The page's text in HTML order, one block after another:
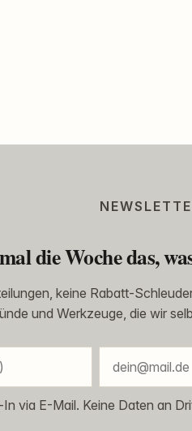
die Woche das,
keine Rabatt-
und Werkzeuge, die wir
In via E-Mail. Keine Daten an